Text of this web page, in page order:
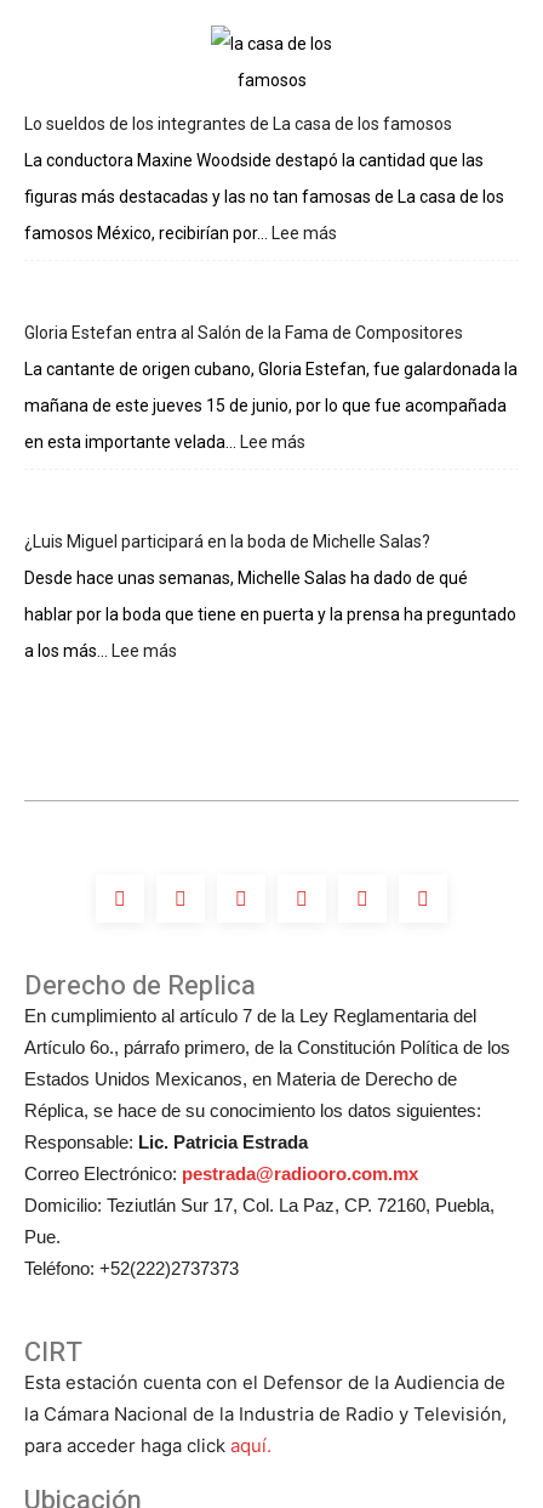
Lo sueldos de los integrantes de La casa de los famosos
La conductora Maxine Woodside destapó la cantidad que las
figuras más destacadas y las no tan famosas de La casa de los
famosos México, recibirían por...
Lee más
los
integrantes
La
Gloria Estefan entra al Salón de la Fama de Compositores
La cantante de origen cubano, Gloria Estefan, fue galardonada la
mañana de este jueves 15 de junio, por lo que fue acompañada
en esta importante velada...
Lee más
al
Salón
la
¿Luis Miguel participará en la boda de Michelle Salas?
Desde hace unas semanas, Michelle Salas ha dado de qué
hablar por la boda que tiene en puerta y la prensa ha preguntado
a los más...
Lee más
boda
Derecho de Replica
En cumplimiento al artículo 7 de la Ley Reglamentaria del
Artículo 6o., párrafo primero, de la Constitución Política de los
Estados Unidos Mexicanos, en Materia de Derecho de
Réplica, se hace de su conocimiento los datos siguientes:
Responsable: Lic. Patricia Estrada
Correo Electrónico: pestrada@radiooro.com.mx
Domicilio: Teziutlán Sur 17, Col. La Paz, CP. 72160, Puebla,
Pue.
Teléfono: +52(222)2737373
CIRT
Esta estación cuenta con el Defensor de la Audiencia de
la Cámara Nacional de la Industria de Radio y Televisión,
para acceder haga click aquí.